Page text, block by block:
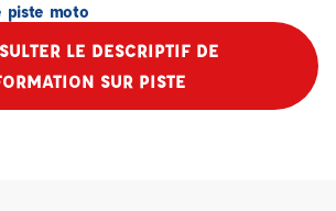
piste moto
LE DESCRIPTIF DE
SUR PISTE